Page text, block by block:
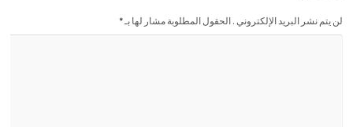
لن يتم نشر البريد الإلكتروني . الحقول المطلوبة مشار لها بـ*